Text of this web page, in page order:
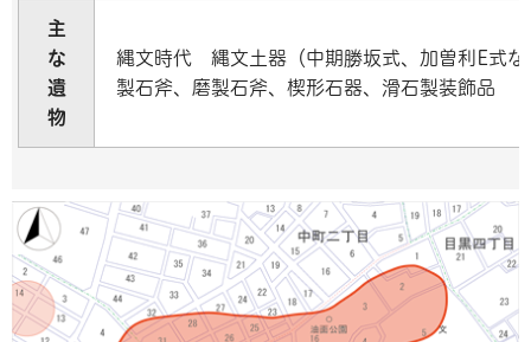
主
な
遺
物
縄文時代 縄文土器（中期勝坂式、加曽利E式な
製石斧、磨製石斧、楔形石器、滑石製装飾品